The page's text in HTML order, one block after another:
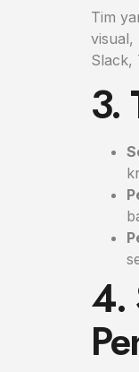
Tim
visual,
Slack,
3.
4.